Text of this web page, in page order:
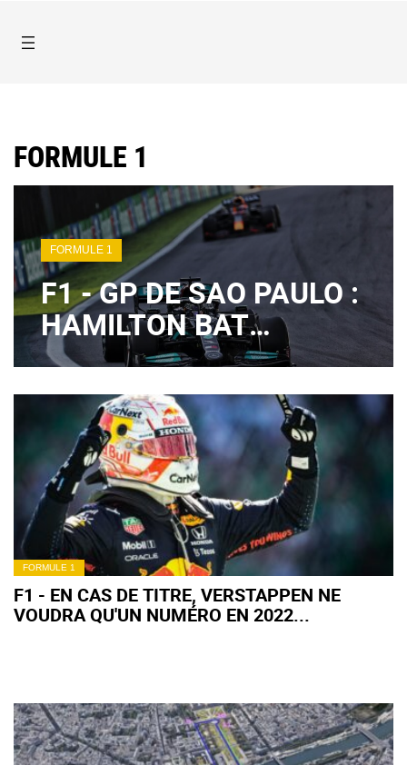
FORMULE 1
FORMULE 1
F1 - GP DE SAO PAULO :
HAMILTON BAT
VERSTAPPEN ET
RELANCE LA LUTTE
POUR LE TITRE !
FORMULE 1
F1 - EN CAS DE TITRE, VERSTAPPEN NE
VOUDRA QU'UN NUMÉRO EN 2022...